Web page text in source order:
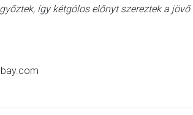
így kétgólos előnyt szereztek a jövő